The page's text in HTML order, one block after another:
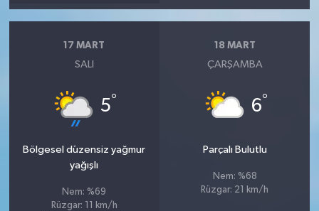
17 MART
SALI
5°
Bölgesel düzensiz yağmur
yağışlı
Nem: %69
Rüzgar: 11 km/h
18 MART
ÇARŞAMBA
6°
Parçalı Bulutlu
Nem: %68
Rüzgar: 21 km/h